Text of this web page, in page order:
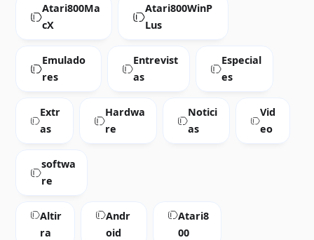
Atari800Ma
cX
Atari800WinP
Lus
Emulado
res
Entrevist
as
Especial
es
Extr
as
Hardwa
re
Notici
as
Vid
eo
softwa
re
Altir
ra
Andr
oid
Atari8
00